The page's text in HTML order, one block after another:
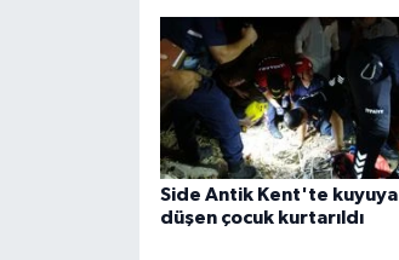
Side Antik Kent'te kuyuya
düşen çocuk kurtarıldı